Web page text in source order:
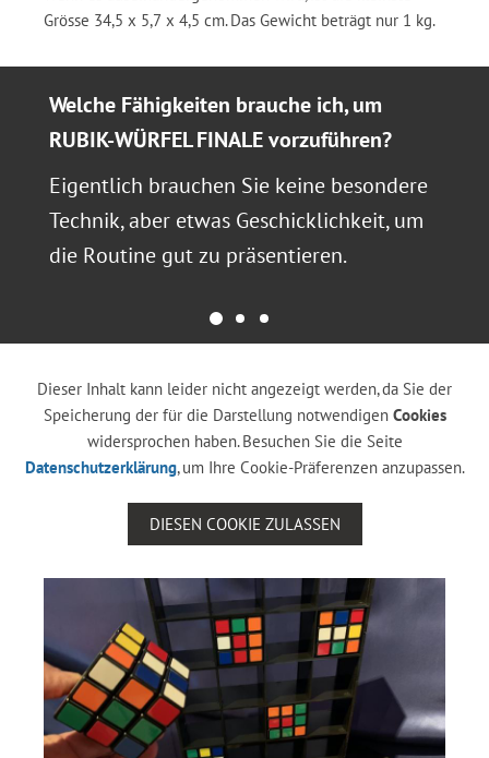
Grösse 34,5 x 5,7 x 4,5 cm. Das Gewicht beträgt nur 1 kg.
Welche Fähigkeiten brauche ich, um
RUBIK-WÜRFEL FINALE vorzuführen?
Eigentlich brauchen Sie keine besondere
Technik, aber etwas Geschicklichkeit, um
die Routine gut zu präsentieren.
Dieser Inhalt kann leider nicht angezeigt werden, da Sie der
Speicherung der für die Darstellung notwendigen Cookies
widersprochen haben. Besuchen Sie die Seite
Datenschutzerklärung, um Ihre Cookie-Präferenzen anzupassen.
DIESEN COOKIE ZULASSEN